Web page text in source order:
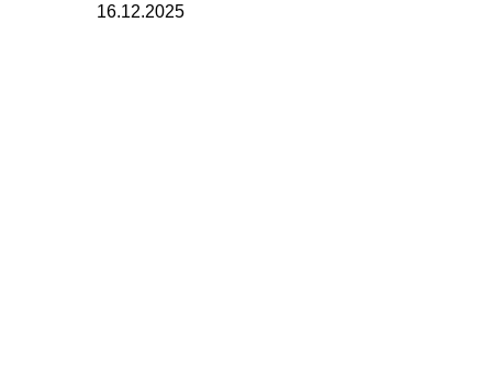
16.12.2025